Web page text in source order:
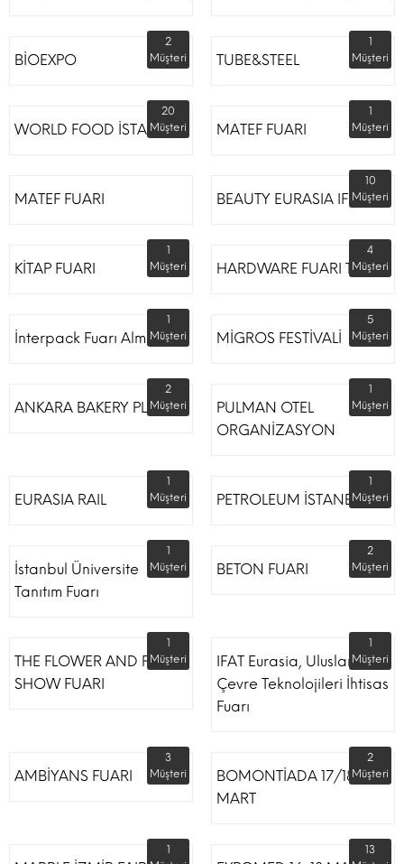
BİOEXPO
2
Müşteri
TUBE&STEEL
1
Müşteri
WORLD FOOD İSTANBUL
20
Müşteri
MATEF FUARI
1
Müşteri
MATEF FUARI BEAUTY EURASIA IFM
10
Müşteri
KİTAP FUARI
1
Müşteri
HARDWARE FUARI TÜYAP
4
Müşteri
İnterpack Fuarı Almanya
1
Müşteri
MİGROS FESTİVALİ
5
Müşteri
ANKARA BAKERY PLUS
2
Müşteri
PULMAN OTEL
ORGANİZASYON
1
Müşteri
EURASIA RAIL
1
Müşteri
PETROLEUM İSTANBUL
1
Müşteri
İstanbul Üniversite
Tanıtım Fuarı
1
Müşteri
BETON FUARI
2
Müşteri
THE FLOWER AND PLANT
SHOW FUARI
1
Müşteri
IFAT Eurasia, Uluslararası
Çevre Teknolojileri İhtisas
Fuarı
1
Müşteri
AMBİYANS FUARI
3
Müşteri
BOMONTİADA 17/18
MART
2
Müşteri
1
13